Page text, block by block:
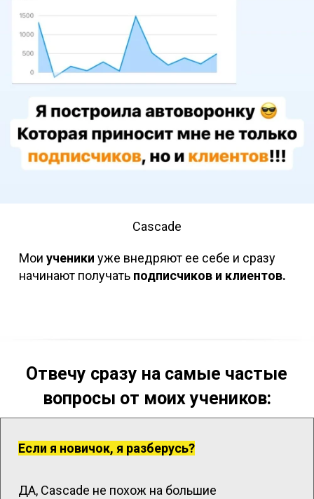
Cascade
Мои ученики уже внедряют ее себе и сразу
начинают получать подписчиков и клиентов.
Отвечу сразу на самые частые
вопросы от моих учеников:
Если я новичок, я разберусь?
ДА, Cascade не похож на большие